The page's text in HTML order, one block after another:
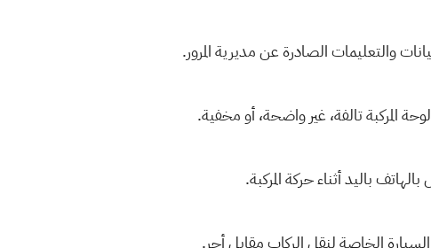
والتعليمات الصادرة عن مديرية المرور.
المركبة تالفة، غير واضحة، أو مخفية.
بالهاتف باليد أثناء حركة المركبة.
الخاصة لنقل الركاب مقابل أجر.